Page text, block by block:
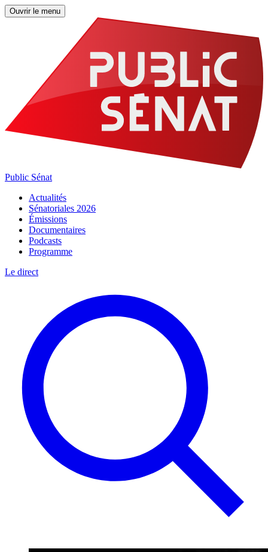
Ouvrir le menu
Public Sénat
Actualités
Sénatoriales 2026
Émissions
Documentaires
Podcasts
Programme
Le direct